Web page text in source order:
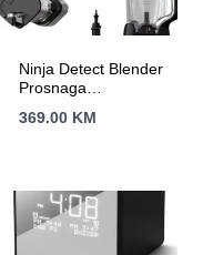
Ninja Detect Blender
Prosnaga
tehn.15 funk,2.1L
369.00 KM